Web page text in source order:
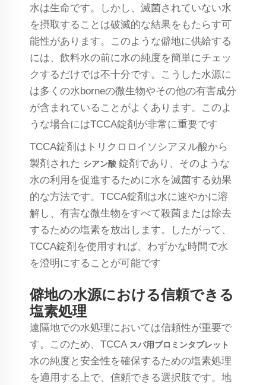
水は生命です。しかし、滅菌されていない水
を摂取することは破滅的な結果をもたらす可
能性があります。このような僻地に供給する
には、飲料水の前に水の純度を簡単にチェッ
クするだけでは不十分です。こうした水源に
は多くの水borneの微生物やその他の有害成分
が含まれていることがよくあります。このよ
うな場合にはTCCA錠剤が非常に重要です
TCCA錠剤はトリクロロイソシアヌル酸から
製剤された シアン酸 錠剤であり、そのような
水の利用を促進するために水を滅菌する効果
的な方法です。TCCA錠剤は水に速やかに溶
解し、有害な微生物をすべて殺菌または除去
するための塩素を放出します。したがって、
TCCA錠剤を使用すれば、わずかな時間で水
を澄明にすることが可能です
僻地の水源における信頼できる
塩素処理
遠隔地での水処理においては信頼性が重要で
す。このため、TCCA スパ用ブロミンタブレット
水の純度と安全性を確保するための塩素処理
を適用する上で、信頼できる選択肢です。地